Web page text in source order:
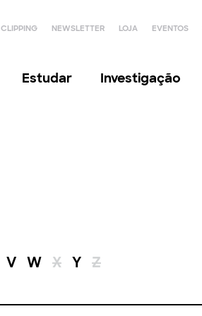
CLIPPING NEWSLETTER LOJA EVENTOS
Estudar Investigação
V W X Y Z